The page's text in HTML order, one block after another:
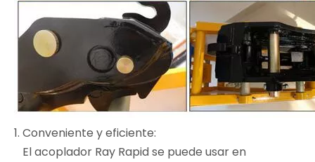
1. Conveniente y eficiente:
El acoplador Ray Rapid se puede usar en